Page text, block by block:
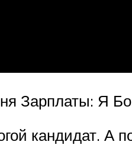
Зарплаты: Я
кандидат. А